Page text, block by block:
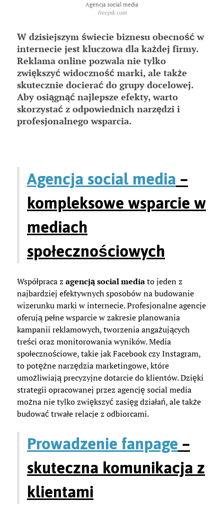
Agencja social media
freepik.com
W dzisiejszym świecie biznesu obecność w
internecie jest kluczowa dla każdej firmy.
Reklama online pozwala nie tylko
zwiększyć widoczność marki, ale także
skutecznie docierać do grupy docelowej.
Aby osiągnąć najlepsze efekty, warto
skorzystać z odpowiednich narzędzi i
profesjonalnego wsparcia.
Agencja social media –
kompleksowe wsparcie w
mediach
społecznościowych
Współpraca z agencją social mediato jeden z
najbardziej efektywnych sposobów na budowanie
wizerunku marki w internecie. Profesjonalne agencje
oferują pełne wsparcie w zakresie planowania
kampanii reklamowych, tworzenia angażujących
treści oraz monitorowania wyników. Media
społecznościowe, takie jak Facebook czy Instagram,
to potężne narzędzia marketingowe, które
umożliwiają precyzyjne dotarcie do klientów. Dzięki
strategii opracowanej przez agencję social media
można nie tylko zwiększyć zasięg działań, ale także
budować trwałe relacje z odbiorcami.
Prowadzenie fanpage –
skuteczna komunikacja z
klientami